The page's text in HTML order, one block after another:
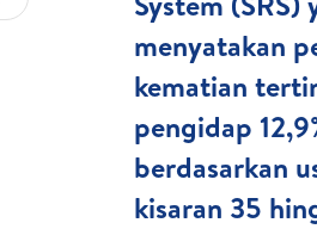
menyatakan
kematian
pengidap
berdasarkan
kisaran 35